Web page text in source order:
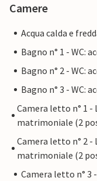
Camere
Acqua calda e
Bagno n° 1 - WC:
Bagno n° 2 - WC:
Bagno n° 3 - WC:
Camera letto n° 1
matrimoniale (2
Camera letto n° 2
matrimoniale (2
Camera letto n° 3